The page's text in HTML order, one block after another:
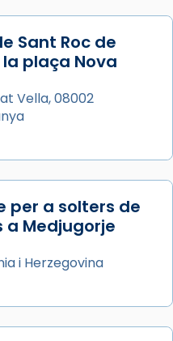
de sant Cugat, a
la tradició
a Júlia”) i
Semprònia =
I l’any 1667, el
en una obra
l’antiga Iluro.
relíq
Sant Roc de
plaça Nova
Vella, 08002
per a solters de
a Medjugorje
i Herzegovina